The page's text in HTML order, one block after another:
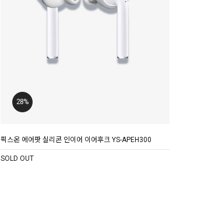
28%
픽스온 에어팟 실리콘 인이어 이어후크 YS-APEH300
SOLD OUT